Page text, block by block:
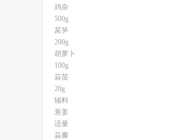
鸡杂
500g
莴笋
200g
胡萝卜
100g
蒜苗
20g
辅料
葱姜
适量
蒜瓣